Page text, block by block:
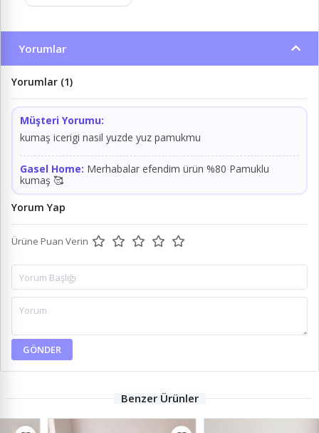
Yorumlar
Yorumlar (1)
Müşteri Yorumu:
kumaş icerigi nasil yuzde yuz pamukmu
Gasel Home: Merhabalar efendim ürün %80 Pamuklu
kumaş 🥰
Yorum Yap
Ürüne Puan Verin
GÖNDER
Benzer Ürünler